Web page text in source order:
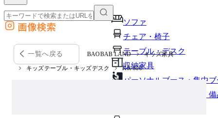
ソファ
チェア・椅子
テーブル・デスク
収納家具
パーソナルブース・集中
オフィスアクセサリー・
外部サイトの商品をカートに追加
他のサイトで見つけた商品ページのURLを貼り付けて、カートに追加できます
画像検索
一覧へ戻る BAOBAB LAND キッズ家具
キッズテーブル・キッズデスク KR-600